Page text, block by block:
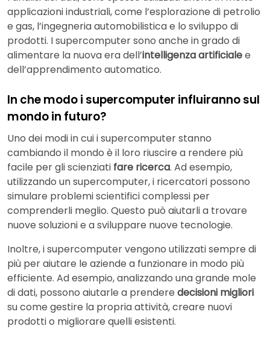
applicazioni industriali, come l’esplorazione di petrolio
e gas, l’ingegneria automobilistica e lo sviluppo di
prodotti. I supercomputer sono anche in grado di
alimentare la nuova era dell’intelligenza artificialee
dell’apprendimento automatico.
In che modo i supercomputer influiranno sul
mondo in futuro?
Uno dei modi in cui i supercomputer stanno
cambiando il mondo è il loro riuscire a rendere più
facile per gli scienziati fare ricerca. Ad esempio,
utilizzando un supercomputer, i ricercatori possono
simulare problemi scientifici complessi per
comprenderli meglio. Questo può aiutarli a trovare
nuove soluzioni e a sviluppare nuove tecnologie.
Inoltre, i supercomputer vengono utilizzati sempre di
più per aiutare le aziende a funzionare in modo più
efficiente. Ad esempio, analizzando una grande mole
di dati, possono aiutarle a prendere decisioni migliori
su come gestire la propria attività, creare nuovi
prodotti o migliorare quelli esistenti.